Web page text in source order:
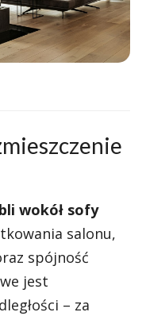
wokół sofy
salonu,
spójność
jest
– za